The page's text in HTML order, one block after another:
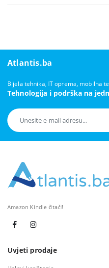
Atlantis.ba
Bijela tehnika, IT oprema, mobilna
Tehnologija i podrška na
Amazon Kindle čitači!
Uvjeti prodaje